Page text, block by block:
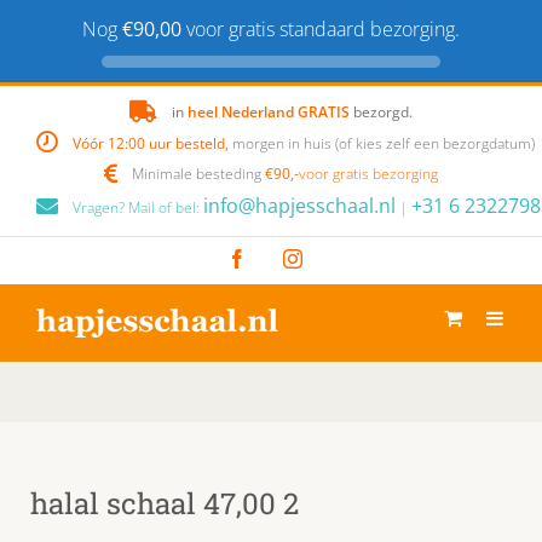
Nog€90,00voor gratis standaard bezorging.
content
in heel Nederland GRATIS bezorgd.
Vóór 12:00 uur besteld, morgen in huis (of kies zelf een bezorgdatum)
Minimale besteding€90,-voor gratis bezorging
Vragen? Mail of bel: info@hapjesschaal.nl | +31 6
FacebookInstagram
halal schaal 47,00 2